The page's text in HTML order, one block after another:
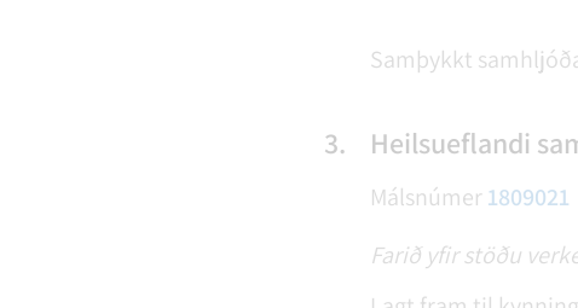
Samþykkt
3. Heilsueflandi
Málsnúmer1809021
Farið yfir stöðu